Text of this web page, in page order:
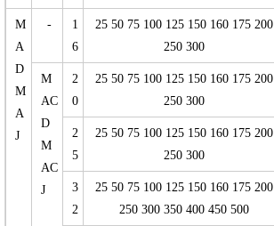
M
A
D
M
A
J
-
1
6
25 50 75 100 125 150 160 175 200
250 300
M
AC
D
M
AC
J
2
0
25 50 75 100 125 150 160 175 200
250 300
2
5
25 50 75 100 125 150 160 175 200
250 300
3
2
25 50 75 100 125 150 160 175 200
250 300 350 400 450 500